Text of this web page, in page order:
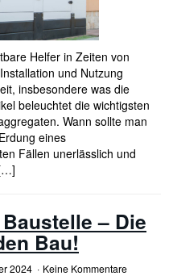
Helfer in Zeiten von
und Nutzung
insbesondere was die
beleuchtet die wichtigsten
Wann sollte man
eines
Fällen unerlässlich und
– Die
Bau!
2024 Keine Kommentare